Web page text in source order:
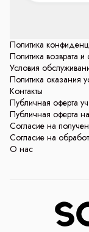
Политика
Политика возврата
Условия
Политика оказания
Контакты
Публичная оферта
Публичная оферта
Согласие на
Согласие на
О нас